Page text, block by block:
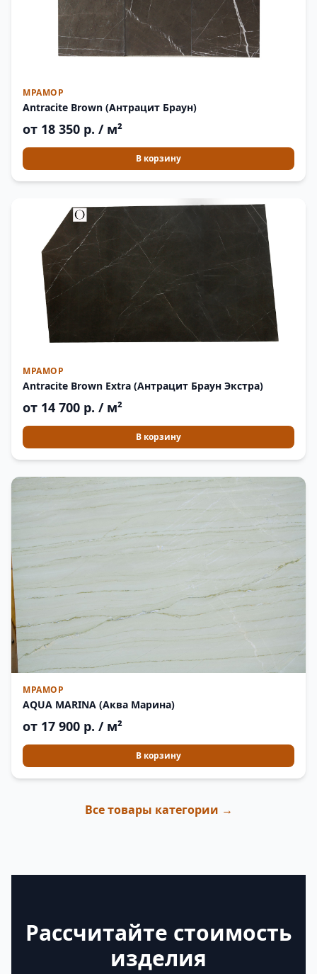
МРАМОР
Antracite Brown (Антрацит Браун)
от 18 350 р. / м²
В корзину
МРАМОР
Antracite Brown Extra (Антрацит Браун Экстра)
от 14 700 р. / м²
В корзину
МРАМОР
AQUA MARINA (Аква Марина)
от 17 900 р. / м²
В корзину
Все товары категории →
Рассчитайте стоимость
изделия